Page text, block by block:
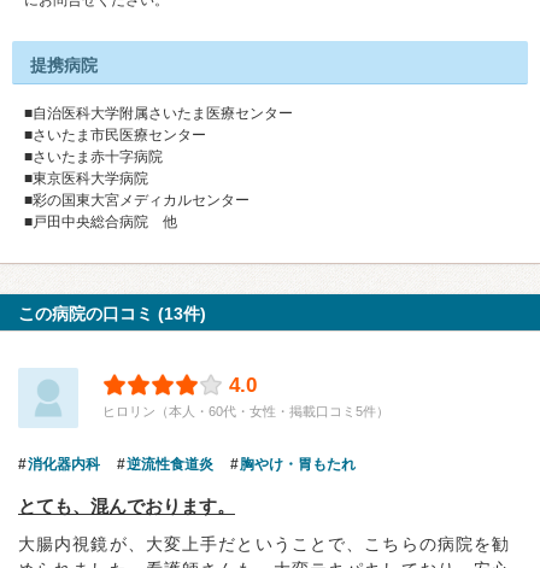
提携病院
■自治医科大学附属さいたま医療センター
■さいたま市民医療センター
■さいたま赤十字病院
■東京医科大学病院
■彩の国東大宮メディカルセンター
■戸田中央総合病院 他
この病院の口コミ (13件)
4.0
ヒロリン（本人・60代・女性・掲載口コミ5件）
消化器内科 逆流性食道炎 胸やけ・胃もたれ
とても、混んでおります。
大腸内視鏡が、大変上手だということで、こちらの病院を勧